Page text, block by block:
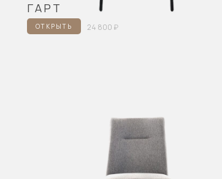
ГАРТ
ОТКРЫТЬ 24 800 ₽